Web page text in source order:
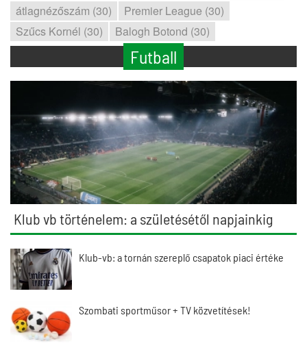
átlagnézőszám (30)
Premier League (30)
Szűcs Kornél (30)
Balogh Botond (30)
Futball
Klub vb történelem: a születésétől napjainkig
Klub-vb: a tornán szereplő csapatok piaci értéke
Szombati sportműsor + TV közvetítések!